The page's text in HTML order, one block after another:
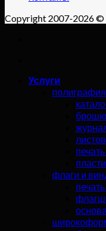
Copyright 2007-2026 ©
Услуги
полиграфия
флаги и